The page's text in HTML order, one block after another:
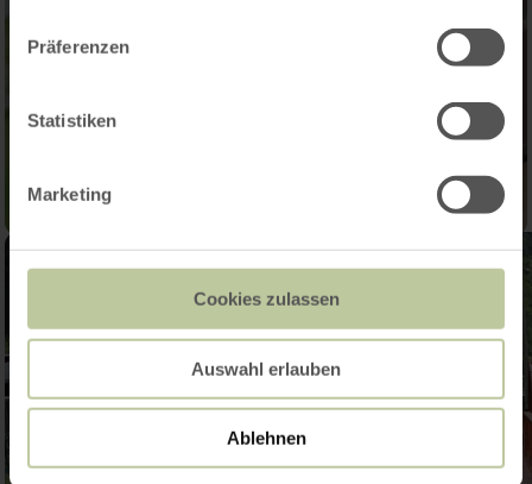
Präferenzen
Statistiken
Marketing
Cookies zulassen
Auswahl erlauben
Ablehnen